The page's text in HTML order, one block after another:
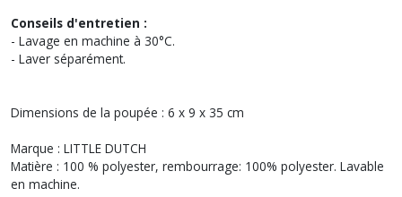
Conseils d'entretien :
- Lavage en machine à 30°C.
- Laver séparément.
Dimensions de la poupée : 6 x 9 x 35 cm
Marque : LITTLE DUTCH
Matière : 100 % polyester, rembourrage: 100% polyester. Lavable
en machine.